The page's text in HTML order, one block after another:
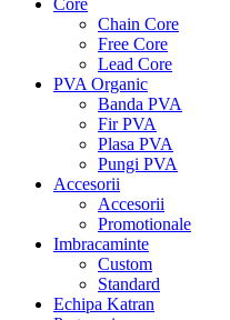
Chain Core
Free Core
Lead Core
PVA Organic
Banda PVA
Fir PVA
Plasa PVA
Pungi PVA
Accesorii
Accesorii
Promotionale
Imbracaminte
Custom
Standard
Echipa Katran